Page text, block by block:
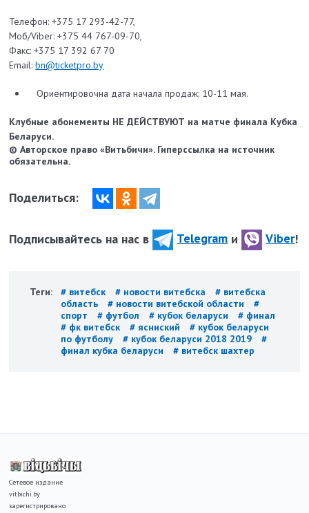
Телефон: +375 17 293-42-77,
Моб/Viber: +375 44 767-09-70,
Факс: +375 17 392 67 70
Email:bn@ticketpro.by
Ориентировочна дата начала продаж: 10-11 мая.
Клубные абонементы НЕ ДЕЙСТВУЮТ на матче финала Кубка
Беларуси.
© Авторское право «Витьбичи». Гиперссылка на источник
обязательна.
Поделиться:
Подписывайтесь на нас в Telegram и Viber!
Теги: # витебск # новости витебска
# витебска
область
# новости витебской области
#
спорт
# футбол # кубок беларуси
# финал
# фк витебск
# ясниский
# кубок беларуси
по футболу
# кубок беларуси 2018 2019
#
финал кубка беларуси
# витебск шахтер
Сетевое издание
vitbichi.by
зарегистрировано